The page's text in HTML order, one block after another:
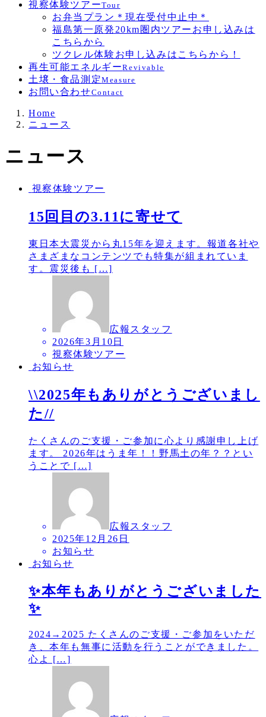
視察体験ツアーTour
お弁当プラン＊現在受付中止中＊
福島第一原発20km圏内ツアーお申し込みは
こちらから
ツクレル体験お申し込みはこちらから！
再生可能エネルギーRevivable
土壌・食品測定Measure
お問い合わせContact
Home
ニュース
ニュース
視察体験ツアー
15回目の3.11に寄せて
東日本大震災から丸15年を迎えます。報道各社や
さまざまなコンテンツでも特集が組まれていま
す。震災後も […]
広報スタッフ
2026年3月10日
視察体験ツアー
お知らせ
\\2025年もありがとうございまし
た//
たくさんのご支援・ご参加に心より感謝申し上げ
ます。 2026年はうま年！！野馬土の年？？とい
うことで […]
広報スタッフ
2025年12月26日
お知らせ
お知らせ
✨本年もありがとうございました
✨
2024→2025 たくさんのご支援・ご参加をいただ
き、本年も無事に活動を行うことができました。
心よ […]